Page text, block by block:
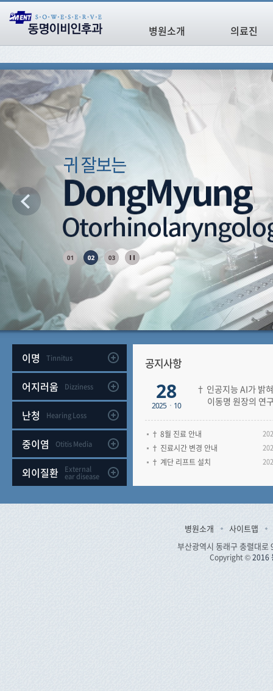
병원소개 의료진
이명 Tinnitus
어지러움 Dizziness
난청 Hearing Loss
중이염 Otitis Media
외이질환 External
ear disease
공지사항
28
2025ㆍ10
† 인공지능 AI가 밝
이동명 원장의 연
† 8월 진료 안내
† 진료시간 변경 안내
† 계단 리프트 설치
병원소개
사이트맵
부산광역시 동래구 충렬대
Copyright ©2016